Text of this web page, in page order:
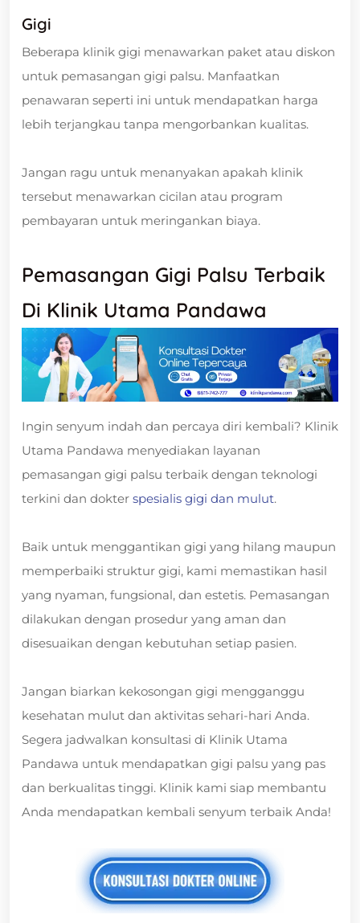
Gigi
Beberapa klinik gigi menawarkan paket atau diskon
untuk pemasangan gigi palsu. Manfaatkan
penawaran seperti ini untuk mendapatkan harga
lebih terjangkau tanpa mengorbankan kualitas.
Jangan ragu untuk menanyakan apakah klinik
tersebut menawarkan cicilan atau program
pembayaran untuk meringankan biaya.
Pemasangan Gigi Palsu Terbaik
Di Klinik Utama Pandawa
Ingin senyum indah dan percaya diri kembali? Klinik
Utama Pandawa menyediakan layanan
pemasangan gigi palsu terbaik dengan teknologi
terkini dan dokter spesialis gigi dan mulut.
Baik untuk menggantikan gigi yang hilang maupun
memperbaiki struktur gigi, kami memastikan hasil
yang nyaman, fungsional, dan estetis. Pemasangan
dilakukan dengan prosedur yang aman dan
disesuaikan dengan kebutuhan setiap pasien.
Jangan biarkan kekosongan gigi mengganggu
kesehatan mulut dan aktivitas sehari-hari Anda.
Segera jadwalkan konsultasi di Klinik Utama
Pandawa untuk mendapatkan gigi palsu yang pas
dan berkualitas tinggi. Klinik kami siap membantu
Anda mendapatkan kembali senyum terbaik Anda!